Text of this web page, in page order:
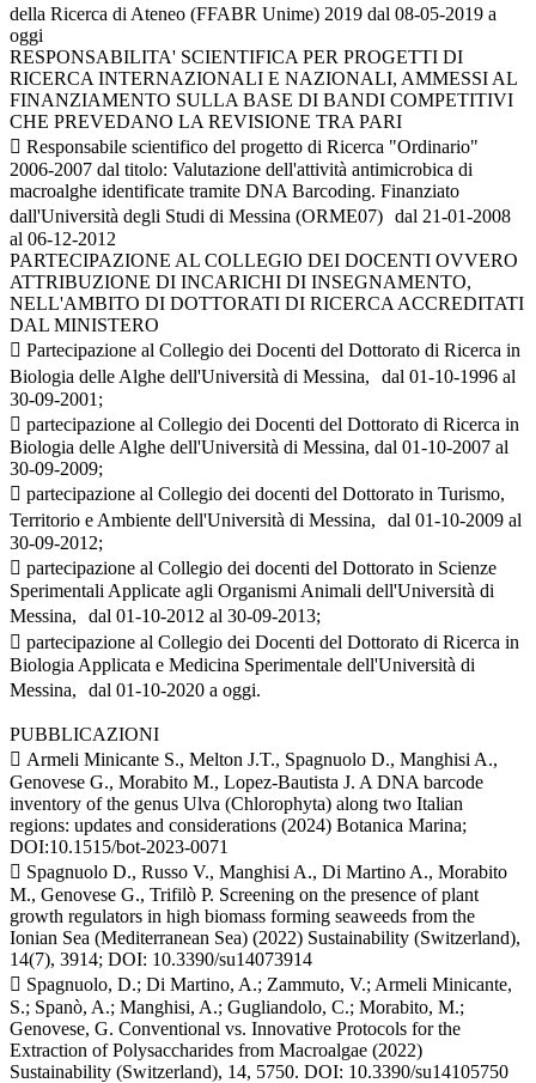
della Ricerca di Ateneo (FFABR Unime) 2019 dal 08-05-2019 a
oggi
RESPONSABILITA' SCIENTIFICA PER PROGETTI DI
RICERCA INTERNAZIONALI E NAZIONALI, AMMESSI AL
FINANZIAMENTO SULLA BASE DI BANDI COMPETITIVI
CHE PREVEDANO LA REVISIONE TRA PARI
 Responsabile scientifico del progetto di Ricerca "Ordinario"
2006-2007 dal titolo: Valutazione dell'attività antimicrobica di
macroalghe identificate tramite DNA Barcoding. Finanziato
dall'Università degli Studi di Messina (ORME07) dal 21-01-2008
al 06-12-2012
PARTECIPAZIONE AL COLLEGIO DEI DOCENTI OVVERO
ATTRIBUZIONE DI INCARICHI DI INSEGNAMENTO,
NELL'AMBITO DI DOTTORATI DI RICERCA ACCREDITATI
DAL MINISTERO
 Partecipazione al Collegio dei Docenti del Dottorato di Ricerca in
Biologia delle Alghe dell'Università di Messina, dal 01-10-1996 al
30-09-2001;
 partecipazione al Collegio dei Docenti del Dottorato di Ricerca in
Biologia delle Alghe dell'Università di Messina, dal 01-10-2007 al
30-09-2009;
 partecipazione al Collegio dei docenti del Dottorato in Turismo,
Territorio e Ambiente dell'Università di Messina, dal 01-10-2009 al
30-09-2012;
 partecipazione al Collegio dei docenti del Dottorato in Scienze
Sperimentali Applicate agli Organismi Animali dell'Università di
Messina, dal 01-10-2012 al 30-09-2013;
 partecipazione al Collegio dei Docenti del Dottorato di Ricerca in
Biologia Applicata e Medicina Sperimentale dell'Università di
Messina, dal 01-10-2020 a oggi.
PUBBLICAZIONI
 Armeli Minicante S., Melton J.T., Spagnuolo D., Manghisi A.,
Genovese G., Morabito M., Lopez-Bautista J. A DNA barcode
inventory of the genus Ulva (Chlorophyta) along two Italian
regions: updates and considerations (2024) Botanica Marina;
DOI:10.1515/bot-2023-0071
 Spagnuolo D., Russo V., Manghisi A., Di Martino A., Morabito
M., Genovese G., Trifilò P. Screening on the presence of plant
growth regulators in high biomass forming seaweeds from the
Ionian Sea (Mediterranean Sea) (2022) Sustainability (Switzerland),
14(7), 3914; DOI: 10.3390/su14073914
 Spagnuolo, D.; Di Martino, A.; Zammuto, V.; Armeli Minicante,
S.; Spanò, A.; Manghisi, A.; Gugliandolo, C.; Morabito, M.;
Genovese, G. Conventional vs. Innovative Protocols for the
Extraction of Polysaccharides from Macroalgae (2022)
Sustainability (Switzerland), 14, 5750. DOI: 10.3390/su14105750